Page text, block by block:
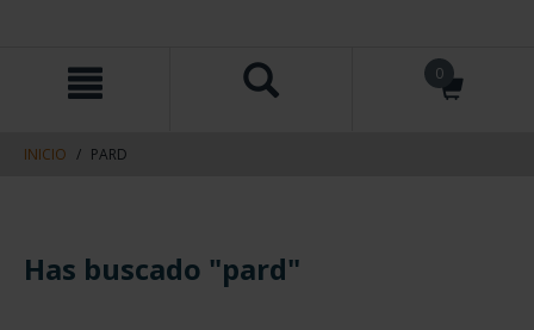
contenido
navegacin
0
INICIO PARD